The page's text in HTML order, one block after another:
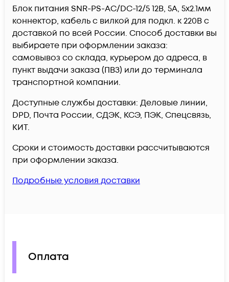
Блок питания SNR-PS-AC/DC-12/5 12В, 5А, 5x2.1мм
коннектор, кабель с вилкой для подкл. к 220В c
доставкой по всей России. Способ доставки вы
выбираете при оформлении заказа:
самовывоз со склада, курьером до адреса, в
пункт выдачи заказа (ПВЗ) или до терминала
транспортной компании.
Доступные службы доставки: Деловые линии,
DPD, Почта России, СДЭК, КСЭ, ПЭК, Спецсвязь,
КИТ.
Сроки и стоимость доставки рассчитываются
при оформлении заказа.
Подробные условия доставки
Оплата